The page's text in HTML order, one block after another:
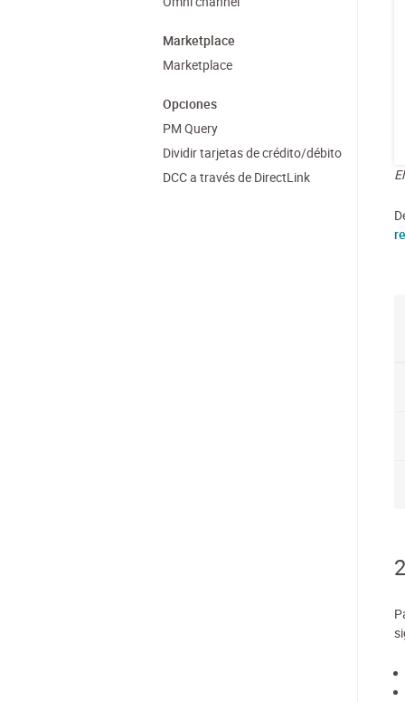
Marketplace
Marketplace
Opciones
PM Query
Dividir tarjetas de crédito/débito
DCC a través de DirectLink